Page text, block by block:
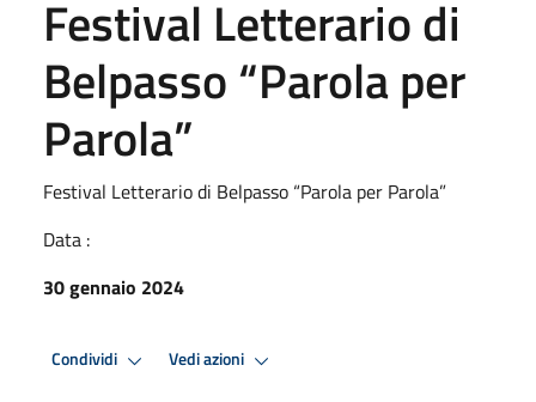
Festival Letterario di
Belpasso “Parola per
Parola”
Festival Letterario di Belpasso “Parola per Parola”
Data :
30 gennaio 2024
Condividi Vedi azioni